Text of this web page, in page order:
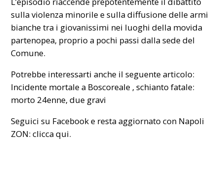
sulla violenza minorile e sulla diffusione delle armi
bianche tra i giovanissimi nei luoghi della movida
partenopea, proprio a pochi passi dalla sede del
Comune.
Potrebbe interessarti anche il seguente articolo:
Incidente mortale a Boscoreale , schianto fatale:
morto 24enne, due gravi
Seguici su Facebook e resta aggiornato con Napoli
ZON:clicca qui.